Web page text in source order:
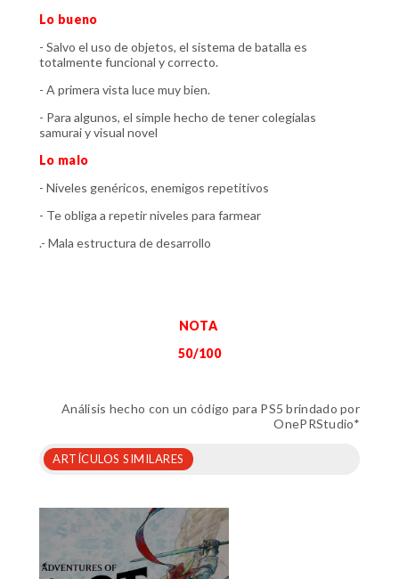
Lo bueno
- Salvo el uso de objetos, el sistema de batalla es
totalmente funcional y correcto.
- A primera vista luce muy bien.
- Para algunos, el simple hecho de tener colegialas
samurai y visual novel
Lo malo
- Niveles genéricos, enemigos repetitivos
- Te obliga a repetir niveles para farmear
.- Mala estructura de desarrollo
NOTA
50/100
Análisis hecho con un código para PS5 brindado por
OnePRStudio*
ARTÍCULOS SIMILARES